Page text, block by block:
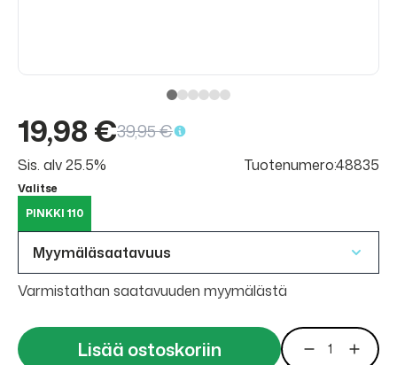
19,98 €39,95 €
Sis. alv 25.5% Tuotenumero:48835
Valitse
PINKKI 110
Myymäläsaatavuus
Varmistathan saatavuuden myymälästä
Lisää ostoskoriin